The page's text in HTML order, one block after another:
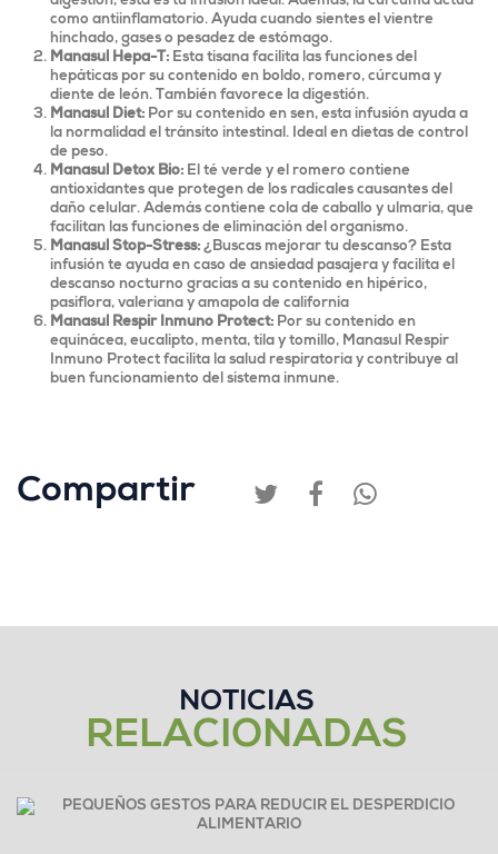
como antiinflamatorio. Ayuda cuando sientes el vientre
hinchado, gases o pesadez de estómago.
Manasul Hepa-T: Esta tisana facilita las funciones del
hepáticas por su contenido en boldo, romero, cúrcuma y
diente de león. También favorece la digestión.
Manasul Diet: Por su contenido en sen, esta infusión ayuda a
la normalidad el tránsito intestinal. Ideal en dietas de control
de peso.
Manasul Detox Bio: El té verde y el romero contiene
antioxidantes que protegen de los radicales causantes del
daño celular. Además contiene cola de caballo y ulmaria, que
facilitan las funciones de eliminación del organismo.
Manasul Stop-Stress: ¿Buscas mejorar tu descanso? Esta
infusión te ayuda en caso de ansiedad pasajera y facilita el
descanso nocturno gracias a su contenido en hipérico,
pasiflora, valeriana y amapola de california
Manasul Respir Inmuno Protect: Por su contenido en
equinácea, eucalipto, menta, tila y tomillo, Manasul Respir
Inmuno Protect facilita la salud respiratoria y contribuye al
buen funcionamiento del sistema inmune.
Compartir
NOTICIAS
RELACIONADAS